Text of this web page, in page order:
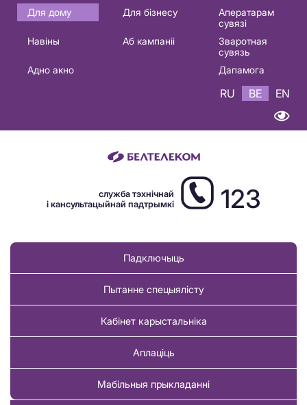
Основная
навигация
Для дому Для бізнесу
Аператарам
сувязі
Навіны
Аб кампаніі
Зваротная
сувязь
Адно акно
Дапамога
RU BE EN
служба тэхнічнай
і кансультацыйнай падтрымкі
123
Падключыць
Пытанне спецыялісту
Кабінет карыстальніка
Аплаціць
Мабільныя прыкладанні